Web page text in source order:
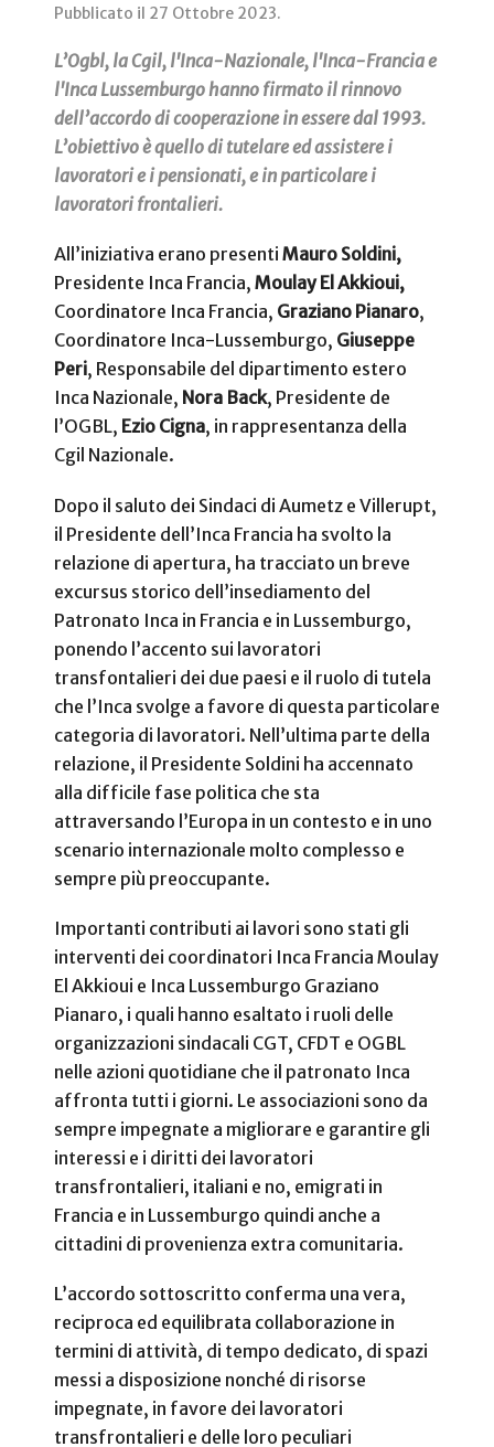
Pubblicato il 27 Ottobre 2023.
L’Ogbl, la Cgil, l'Inca-Nazionale, l'Inca-Francia e
l'Inca Lussemburgo hanno firmato il rinnovo
dell’accordo di cooperazione in essere dal 1993.
L’obiettivo è quello di tutelare ed assistere i
lavoratori e i pensionati, e in particolare i
lavoratori frontalieri.
All’iniziativa erano presenti Mauro Soldini,
Presidente Inca Francia, Moulay El Akkioui,
Coordinatore Inca Francia, Graziano Pianaro,
Coordinatore Inca-Lussemburgo, Giuseppe
Peri, Responsabile del dipartimento estero
Inca Nazionale, Nora Back, Presidente de
l’OGBL, Ezio Cigna, in rappresentanza della
Cgil Nazionale.
Dopo il saluto dei Sindaci di Aumetz e Villerupt,
il Presidente dell’Inca Francia ha svolto la
relazione di apertura, ha tracciato un breve
excursus storico dell’insediamento del
Patronato Inca in Francia e in Lussemburgo,
ponendo l’accento sui lavoratori
transfontalieri dei due paesi e il ruolo di tutela
che l’Inca svolge a favore di questa particolare
categoria di lavoratori. Nell’ultima parte della
relazione, il Presidente Soldini ha accennato
alla difficile fase politica che sta
attraversando l’Europa in un contesto e in uno
scenario internazionale molto complesso e
sempre più preoccupante.
Importanti contributi ai lavori sono stati gli
interventi dei coordinatori Inca Francia Moulay
El Akkioui e Inca Lussemburgo Graziano
Pianaro, i quali hanno esaltato i ruoli delle
organizzazioni sindacali CGT, CFDT e OGBL
nelle azioni quotidiane che il patronato Inca
affronta tutti i giorni. Le associazioni sono da
sempre impegnate a migliorare e garantire gli
interessi e i diritti dei lavoratori
transfrontalieri, italiani e no, emigrati in
Francia e in Lussemburgo quindi anche a
cittadini di provenienza extra comunitaria.
L’accordo sottoscritto conferma una vera,
reciproca ed equilibrata collaborazione in
termini di attività, di tempo dedicato, di spazi
messi a disposizione nonché di risorse
impegnate, in favore dei lavoratori
transfrontalieri e delle loro peculiari